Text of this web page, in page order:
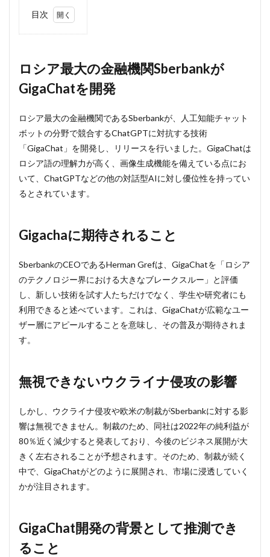
目次
関
Sberbank
が
GigaChat
Gigacha
に期待
される
ウク
ライ
攻の
影響
4
GigaChat
開発の背
景として
推測でき
ロシア最大の金融機関Sberbankが
GigaChatを開発
ロシア最大の金融機関であるSberbankが、人工知能チャット
ボットの分野で競合するChatGPTに対抗する技術
「GigaChat」を開発し、リリースを行いました。GigaChatは
ロシア語の理解力が高く、画像生成機能を備えている点にお
いて、ChatGPTなどの他の対話型AIに対し優位性を持ってい
るとされています。
Gigachaに期待されること
SberbankのCEOであるHerman Grefは、GigaChatを「ロシア
のテクノロジー界における大きなブレークスルー」と評価
し、新しい技術を試す人たちだけでなく、学生や研究者にも
利用できると述べています。これは、GigaChatが広範なユー
ザー層にアピールすることを意味し、その普及が期待されま
す。
無視できないウクライナ侵攻の影響
しかし、ウクライナ侵攻や欧米の制裁がSberbankに対する影
響は無視できません。制裁のため、同社は2022年の純利益が
80％近く減少すると発表しており、今後のビジネス展開が大
きく左右されることが予想されます。そのため、制裁が続く
中で、GigaChatがどのように展開され、市場に浸透していく
かが注目されます。
GigaChat開発の背景として推測でき
ること